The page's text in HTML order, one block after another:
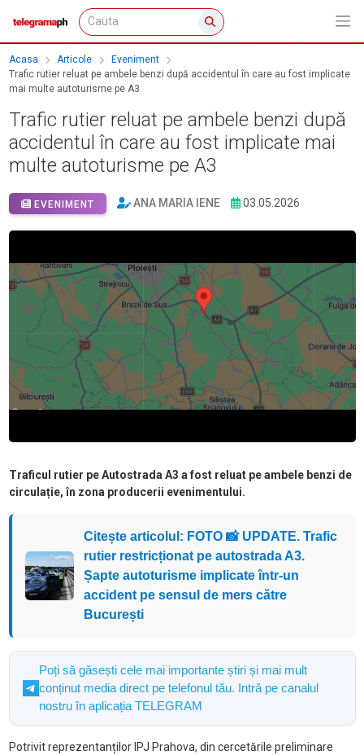
Acasa Articole
Eveniment
Trafic rutier reluat pe ambele benzi după accidentul în care au fost implicate
mai multe autoturisme pe A3
Trafic rutier reluat pe ambele benzi după
accidentul în care au fost implicate mai
multe autoturisme pe A3
EVENIMENT ANA MARIA IENE 03.05.2026
Traficul rutier pe Autostrada A3 a fost reluat pe ambele benzi de
circulație, în zona producerii evenimentului.
Citește articolul: FOTO 📸 UPDATE. Trafic
rutier restricționat pe autostrada A3.
Șapte autoturisme implicate într-un
accident pe sensul de mers către
București
Poți să găsești cele mai importante știri și mai mult
conținut media direct pe telefonul tău. Intră pe canalul
nostru în aplicația TELEGRAM
Potrivit reprezentanților IPJ Prahova, din cercetările preliminare